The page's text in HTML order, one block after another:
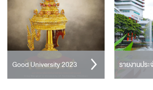
Good University 2023 รายงานปร